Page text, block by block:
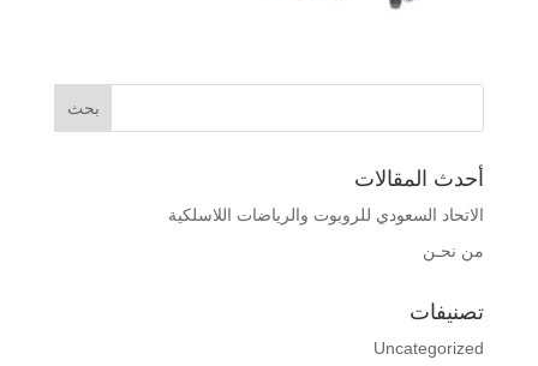
أحدث المقالات
الاتحاد السعودي للروبوت والرياضات اللاسلكية
من نحـن
تصنيفات
Uncategorized